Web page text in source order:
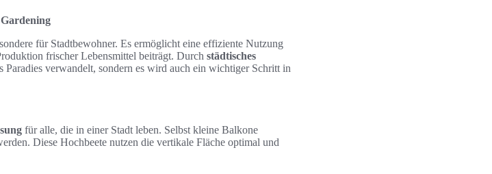
für Stadtbewohner. Es ermöglicht eine effiziente Nutzung
frischer Lebensmittel beiträgt. Durch städtisches
verwandelt, sondern es wird auch ein wichtiger Schritt in
für alle, die in einer Stadt leben. Selbst kleine Balkone
Diese Hochbeete nutzen die vertikale Fläche optimal und